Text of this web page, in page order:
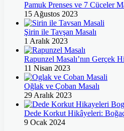
Pamuk Prenses ve 7 Cüceler
15 Ağustos 2023
Şirin ile Tavşan Masalı
1 Aralık 2023
Rapunzel Masalı’nın Gerçek
11 Nisan 2023
Oğlak ve Çoban Masalı
29 Aralık 2023
Dede Korkut Hikâyeleri:
9 Ocak 2024